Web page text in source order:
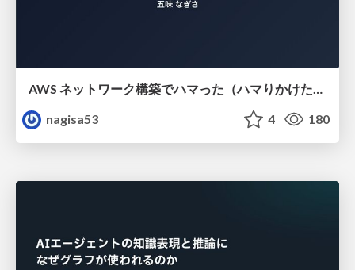
AWS ネットワーク構築でハマった（ハマりかけた） 5選とそこから得た教訓
nagisa53
4 180